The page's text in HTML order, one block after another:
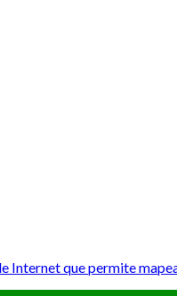
Internet que permite